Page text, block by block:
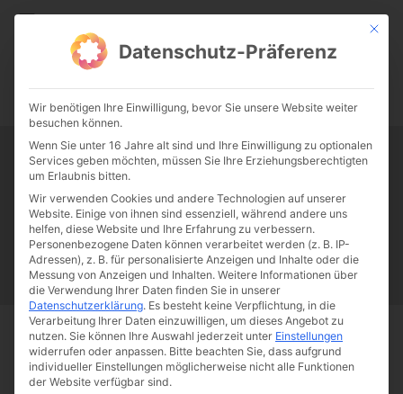
CATHWALK.DE
0:00 -:--
Tag:Lumen Gentium
Papst Franziskus Ehe Sex Liebe Familie
Katholizismus
Franziskus
50 Jahre Humanae vitae Katholische Kirche
Start Schlagworte Lumen Gentium
Mit
Datenschutz-Präferenz
Wir benötigen Ihre Einwilligung, bevor Sie unsere Website weiter
besuchen können.
Wenn Sie unter 16 Jahre alt sind und Ihre Einwilligung zu optionalen
Services geben möchten, müssen Sie Ihre Erziehungsberechtigten
um Erlaubnis bitten.
Wir verwenden Cookies und andere Technologien auf unserer
Website. Einige von ihnen sind essenziell, während andere uns
helfen, diese Website und Ihre Erfahrung zu verbessern.
Personenbezogene Daten können verarbeitet werden (z. B. IP-
Adressen), z. B. für personalisierte Anzeigen und Inhalte oder die
Messung von Anzeigen und Inhalten. Weitere Informationen über
die Verwendung Ihrer Daten finden Sie in unserer
Datenschutzerklärung. Es besteht keine Verpflichtung, in die
Verarbeitung Ihrer Daten einzuwilligen, um dieses Angebot zu
nutzen. Sie können Ihre Auswahl jederzeit unter Einstellungen
widerrufen oder anpassen. Bitte beachten Sie, dass aufgrund
individueller Einstellungen möglicherweise nicht alle Funktionen
der Website verfügbar sind.